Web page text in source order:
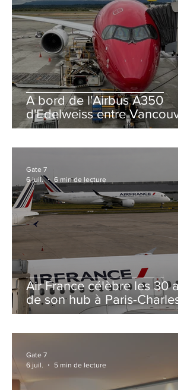
A bord de l'Airbus A350
d'Edelweiss entre Vancouver
et Zurich
Air France célèbre les 30 ans
de son hub à Paris-Charles
de Gaulle
Gate 7
6 juil.
6 min de lecture
Gate 7
6 juil.
5 min de lecture